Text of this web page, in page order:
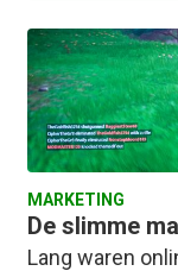
MARKETING
De slimme
Lang waren